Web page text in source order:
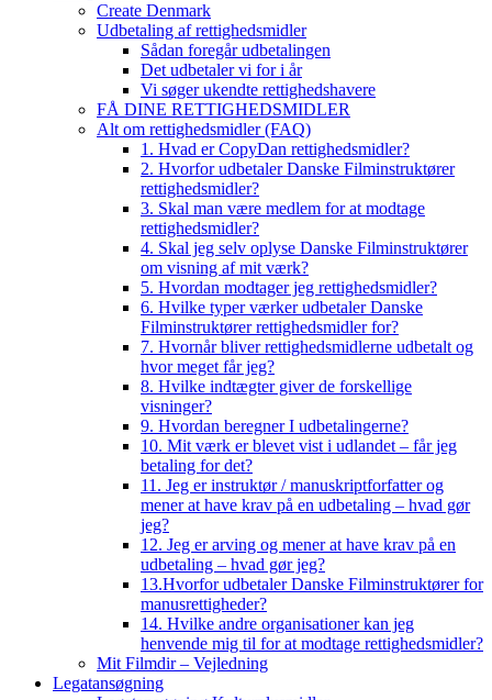
Create Denmark
Udbetaling af rettighedsmidler
Sådan foregår udbetalingen
Det udbetaler vi for i år
Vi søger ukendte rettighedshavere
FÅ DINE RETTIGHEDSMIDLER
Alt om rettighedsmidler (FAQ)
1. Hvad er CopyDan rettighedsmidler?
2. Hvorfor udbetaler Danske Filminstruktører
rettighedsmidler?
3. Skal man være medlem for at modtage
rettighedsmidler?
4. Skal jeg selv oplyse Danske Filminstruktører
om visning af mit værk?
5. Hvordan modtager jeg rettighedsmidler?
6. Hvilke typer værker udbetaler Danske
Filminstruktører rettighedsmidler for?
7. Hvornår bliver rettighedsmidlerne udbetalt og
hvor meget får jeg?
8. Hvilke indtægter giver de forskellige
visninger?
9. Hvordan beregner I udbetalingerne?
10. Mit værk er blevet vist i udlandet – får jeg
betaling for det?
11. Jeg er instruktør / manuskriptforfatter og
mener at have krav på en udbetaling – hvad gør
jeg?
12. Jeg er arving og mener at have krav på en
udbetaling – hvad gør jeg?
13.Hvorfor udbetaler Danske Filminstruktører for
manusrettigheder?
14. Hvilke andre organisationer kan jeg
henvende mig til for at modtage rettighedsmidler?
Mit Filmdir – Vejledning
Legatansøgning